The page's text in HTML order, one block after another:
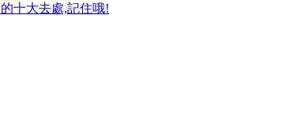
十大去處,記住哦!